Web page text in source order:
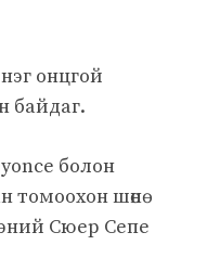
онцгой
байдаг.
болон
томоохон шөнө
Сюер Сепе